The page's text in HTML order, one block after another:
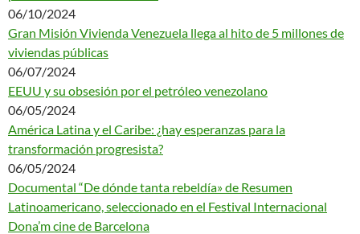
06/10/2024
Gran Misión Vivienda Venezuela llega al hito de 5 millones de
viviendas públicas
06/07/2024
EEUU y su obsesión por el petróleo venezolano
06/05/2024
América Latina y el Caribe: ¿hay esperanzas para la
transformación progresista?
06/05/2024
Documental “De dónde tanta rebeldía» de Resumen
Latinoamericano, seleccionado en el Festival Internacional
Dona’m cine de Barcelona